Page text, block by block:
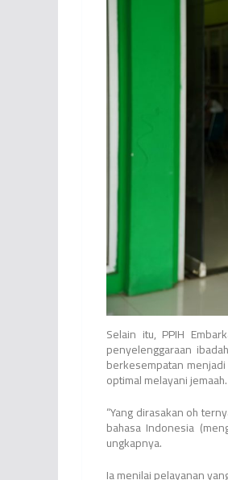
Selain itu, PPIH
penyelenggaraan
berkesempatan menjadi
optimal melayani jemaah.
“Yang dirasakan oh
bahasa Indonesia
ungkapnya.
Ia menilai pelayanan